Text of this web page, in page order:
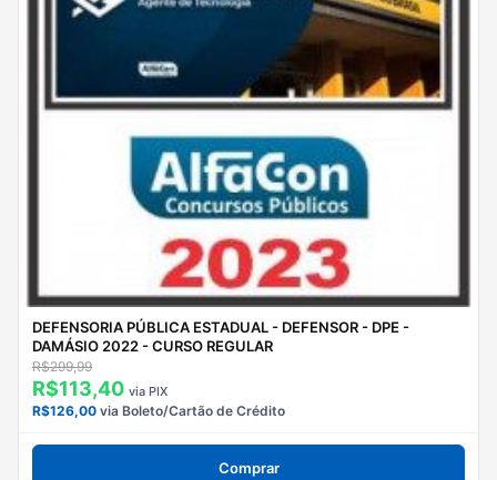
DEFENSORIA PÚBLICA ESTADUAL - DEFENSOR - DPE -
DAMÁSIO 2022 - CURSO REGULAR
R$299,99
R$113,40 via PIX
R$126,00 via Boleto/Cartão de Crédito
Comprar